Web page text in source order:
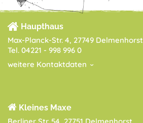
Haupthaus
Max-Planck-Str. 4, 27749 Delmenhorst
Tel. 04221 - 998 996 0
weitere Kontaktdaten
Kleines Maxe
Berliner Str. 54, 27751 Delmenhorst